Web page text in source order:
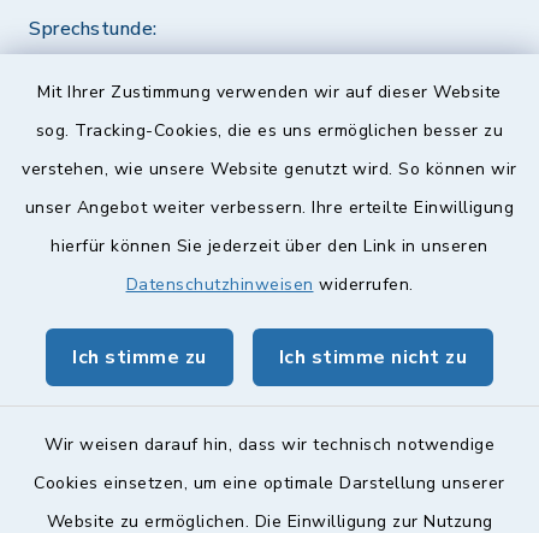
Mit Ihrer Zustimmung verwenden wir auf dieser Website
sog. Tracking-Cookies, die es uns ermöglichen besser zu
verstehen, wie unsere Website genutzt wird. So können wir
unser Angebot weiter verbessern. Ihre erteilte Einwilligung
hierfür können Sie jederzeit über den Link in unseren
Datenschutzhinweisen widerrufen.
Ich stimme zu Ich stimme nicht zu
Wir weisen darauf hin, dass wir technisch notwendige
Cookies einsetzen, um eine optimale Darstellung unserer
Website zu ermöglichen. Die Einwilligung zur Nutzung
Sprechstunde:
Quicklinks
Landkreis Lichtenfels
geoPortal Lichtenfels